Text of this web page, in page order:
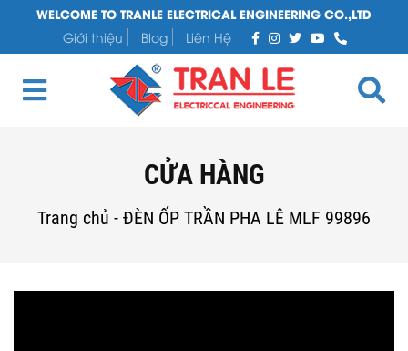
WELCOME TO TRANLE ELECTRICAL ENGINEERING CO.,LTD
Giới thiệu
Blog Liên Hệ
CỬA HÀNG
Trang chủ - ĐÈN ỐP TRẦN PHA LÊ MLF 99896